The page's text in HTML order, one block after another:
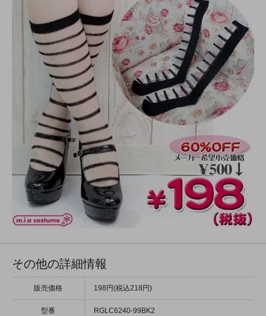
その他の詳細情報
販売価格 198円(税込218円)
型番 RGLC6240-99BK2